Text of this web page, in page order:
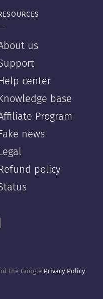
us
Help center
Knowledge base
Program
Fake news
Legal
Refund policy
the Google Privacy Policy